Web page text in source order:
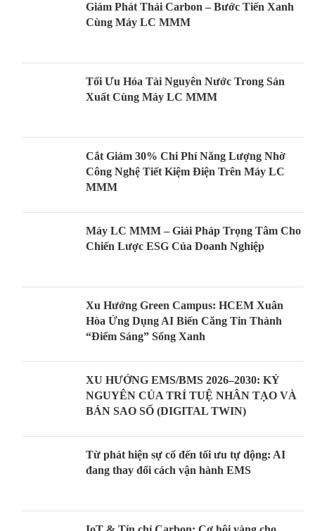
Giảm Phát Thải Carbon – Bước Tiến Xanh
Cùng Máy LC MMM
Tối Ưu Hóa Tài Nguyên Nước Trong Sản
Xuất Cùng Máy LC MMM
Cắt Giảm 30% Chi Phí Năng Lượng Nhờ
Công Nghệ Tiết Kiệm Điện Trên Máy LC
MMM
Máy LC MMM – Giải Pháp Trọng Tâm Cho
Chiến Lược ESG Của Doanh Nghiệp
Xu Hướng Green Campus: HCEM Xuân
Hòa Ứng Dụng AI Biến Căng Tin Thành
“Điểm Sáng” Sống Xanh
XU HƯỚNG EMS/BMS 2026–2030: KỶ
NGUYÊN CỦA TRÍ TUỆ NHÂN TẠO VÀ
BẢN SAO SỐ (DIGITAL TWIN)
Từ phát hiện sự cố đến tối ưu tự động: AI
đang thay đổi cách vận hành EMS